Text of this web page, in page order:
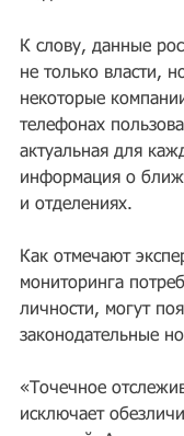
К слову, данные
не только власти,
некоторые
телефонах
актуальная для
информация о
и отделениях.
Как отмечают
мониторинга
личности, могут
законодательные
«Точечное
исключает